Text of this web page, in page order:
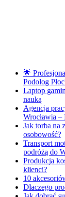
🌟
Podolog
Laptop
nauką
Agencja
Wrocławia
Jak torba na
osobowość?
Transport
podróżą do
Produkcja
klienci?
10
Dlaczego